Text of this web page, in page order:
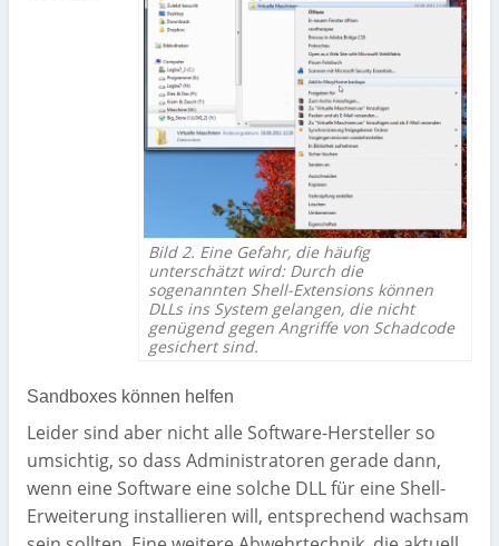
Bild 2. Eine Gefahr, die häufig
unterschätzt wird: Durch die
sogenannten Shell-Extensions können
DLLs ins System gelangen, die nicht
genügend gegen Angriffe von Schadcode
gesichert sind.
Sandboxes können helfen
Leider sind aber nicht alle Software-Hersteller so
umsichtig, so dass Administratoren gerade dann,
wenn eine Software eine solche DLL für eine Shell-
Erweiterung installieren will, entsprechend wachsam